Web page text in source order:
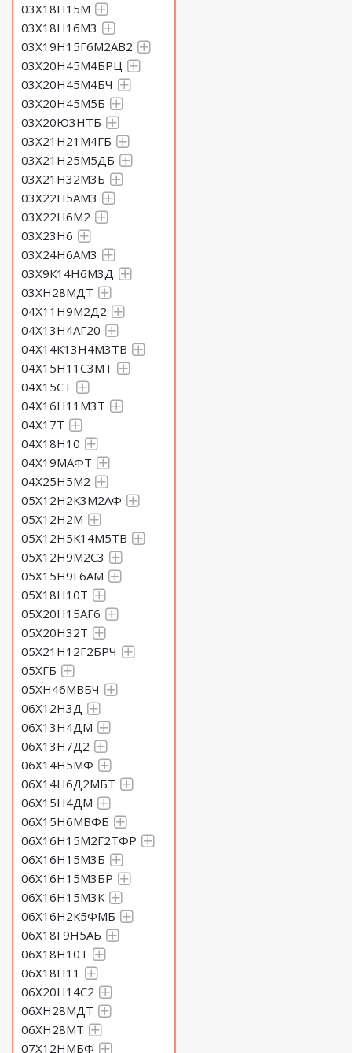
03Х18Н15М
03Х18Н16М3
03Х19Н15Г6М2АВ2
03Х20Н45М4БРЦ
03Х20Н45М4БЧ
03Х20Н45М5Б
03Х20Ю3НТБ
03Х21Н21М4ГБ
03Х21Н25М5ДБ
03Х21Н32М3Б
03Х22Н5АМ3
03Х22Н6М2
03Х23Н6
03Х24Н6АМ3
03Х9К14Н6М3Д
03ХН28МДТ
04Х11Н9М2Д2
04Х13Н4АГ20
04Х14К13Н4М3ТВ
04Х15Н11С3МТ
04Х15СТ
04Х16Н11М3Т
04Х17Т
04Х18Н10
04Х19МАФТ
04Х25Н5М2
05Х12Н2К3М2АФ
05Х12Н2М
05Х12Н5К14М5ТВ
05Х12Н9М2С3
05Х15Н9Г6АМ
05Х18Н10Т
05Х20Н15АГ6
05Х20Н32Т
05Х21Н12Г2БРЧ
05ХГБ
05ХН46МВБЧ
06Х12Н3Д
06Х13Н4ДМ
06Х13Н7Д2
06Х14Н5МФ
06Х14Н6Д2МБТ
06Х15Н4ДМ
06Х15Н6МВФБ
06Х16Н15М2Г2ТФР
06Х16Н15М3Б
06Х16Н15М3БР
06Х16Н15М3К
06Х16Н2К5ФМБ
06Х18Г9Н5АБ
06Х18Н10Т
06Х18Н11
06Х20Н14С2
06ХН28МДТ
06ХН28МТ
07Х12НМБФ